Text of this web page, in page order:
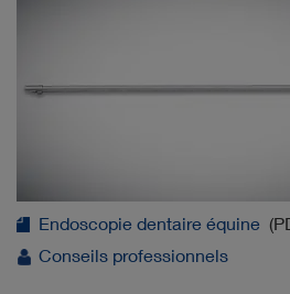
Endoscopie dentaire équine
Conseils professionnels